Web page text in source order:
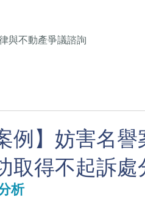
與不動產爭議諮詢
例】妨害名
取得不起訴處
析